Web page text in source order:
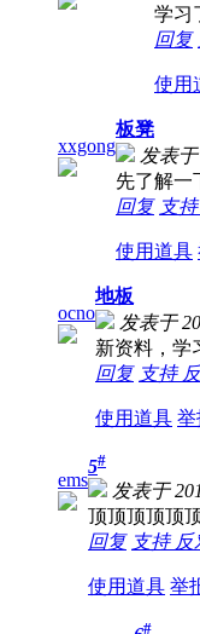
学习
回复
使用
xxgong
板凳
发表于
先了解一
回复 支持
使用道具
ocno
地板
发表于
新资料，学
回复 支持
使用道具 举
ems
5#
发表于
顶顶顶顶顶
回复 支持 反
使用道具 举
#